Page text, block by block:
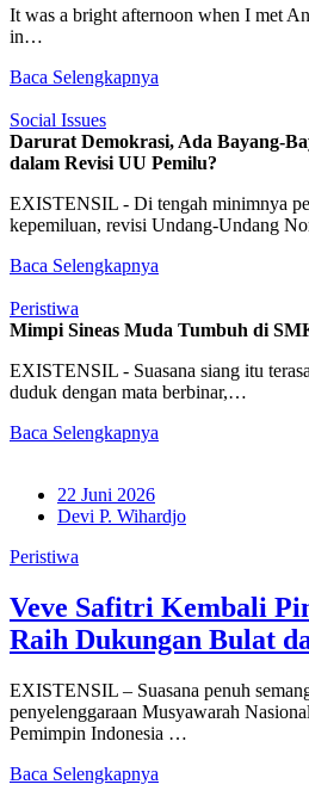
It was a bright afternoon when I met
in…
Baca Selengkapnya
Social Issues
Darurat Demokrasi, Ada Bayang-
dalam Revisi UU Pemilu?
EXISTENSIL - Di tengah minimnya
kepemiluan, revisi Undang-Undang
Baca Selengkapnya
Peristiwa
Mimpi Sineas Muda Tumbuh di
EXISTENSIL - Suasana siang itu
duduk dengan mata berbinar,…
Baca Selengkapnya
22 Juni 2026
Devi P. Wihardjo
Peristiwa
Veve Safitri Kembali
Raih Dukungan Bulat
EXISTENSIL – Suasana penuh
penyelenggaraan Musyawarah
Pemimpin Indonesia …
Baca Selengkapnya